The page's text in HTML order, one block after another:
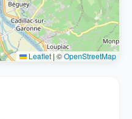
Leaflet | ©OpenStreetMap